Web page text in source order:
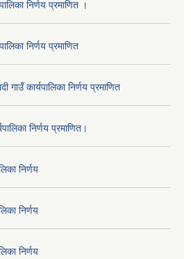
निर्णय प्रमाणित ।
निर्णय प्रमाणित
कार्यपालिका निर्णय प्रमाणित
निर्णय प्रमाणित।
निर्णय
निर्णय
निर्णय